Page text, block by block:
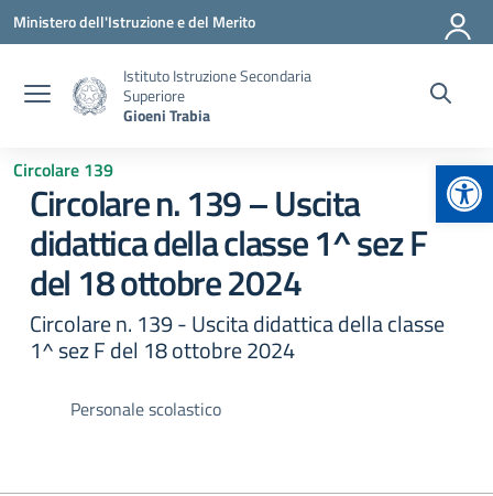
Vai ai contenuti
Vai al menu di navigazione
Vai al footer
Ministero dell'Istruzione e del Merito
Istituto Istruzione Secondaria
Superiore
Gioeni Trabia
Circolare 139
Circolare n. 139 – Uscita
didattica della classe 1^ sez F
del 18 ottobre 2024
Circolare n. 139 - Uscita didattica della classe
1^ sez F del 18 ottobre 2024
Personale scolastico